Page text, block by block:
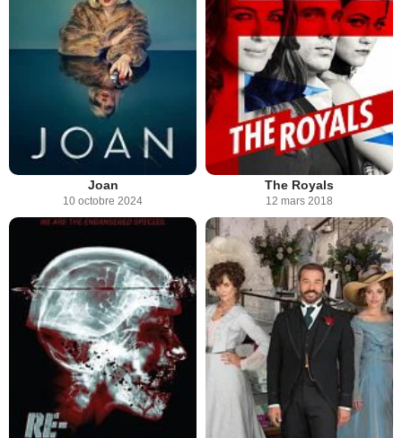
Joan
10 octobre 2024
The Royals
12 mars 2018